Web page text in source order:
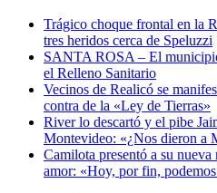
Trágico choque frontal en la
tres heridos cerca de Speluzzi
SANTA ROSA – El
el Relleno Sanitario
Vecinos de Realicó se
contra de la «Ley de Tierras»
River lo descartó y el pibe
Montevideo: «¿Nos dieron a
Camilota presentó a su
amor: «Hoy, por fin,